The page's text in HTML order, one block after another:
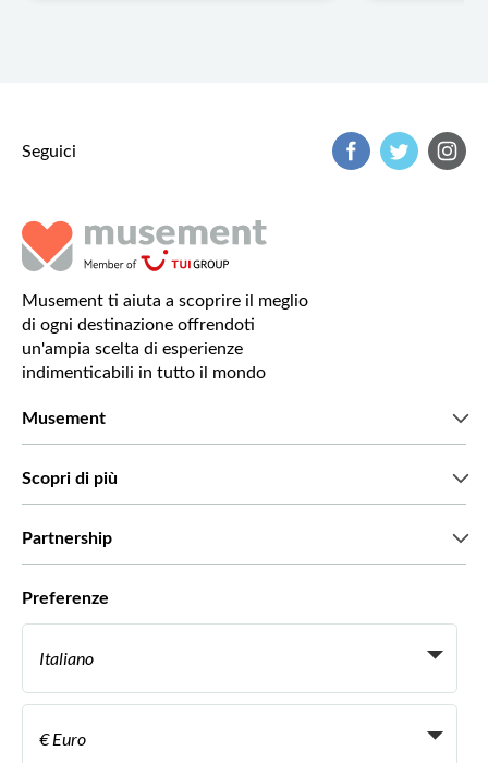
Seguici
Musement ti aiuta a scoprire il meglio
di ogni destinazione offrendoti
un'ampia scelta di esperienze
indimenticabili in tutto il mondo
Musement
Scopri di più
Partnership
Diventa un nostro fornitore
Become a Distribution Partner
Preferenze
Italiano
Italiano
Français
€ Euro